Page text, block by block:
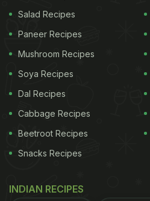
Salad Recipes
Paneer Recipes
Mushroom Recipes
Soya Recipes
Dal Recipes
Cabbage Recipes
Beetroot Recipes
Snacks Recipes
INDIAN RECIPES